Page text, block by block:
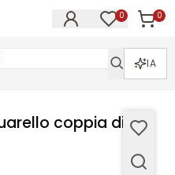
0 0
IA
coppia di